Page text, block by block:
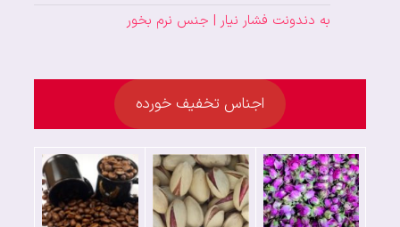
به دندونت فشار نیار | جنس نرم بخور
اجناس تخفیف خورده